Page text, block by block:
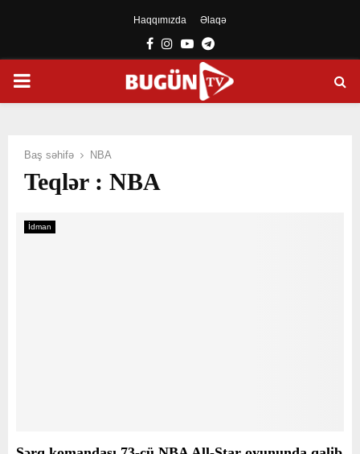
Haqqımızda Əlaqə
Facebook
Instagram
YoutubeTelegram
PRIMARY
Baş səhifə NBA
Teqlər : NBA
İdman